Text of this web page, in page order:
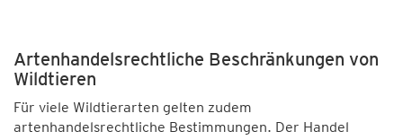
Artenhandelsrechtliche Beschränkungen von
Wildtieren
Für viele Wildtierarten gelten zudem
artenhandelsrechtliche Bestimmungen. Der Handel